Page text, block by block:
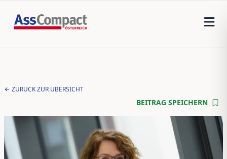
ZURÜCK ZUR ÜBERSICHT
BEITRAG SPEICHERN